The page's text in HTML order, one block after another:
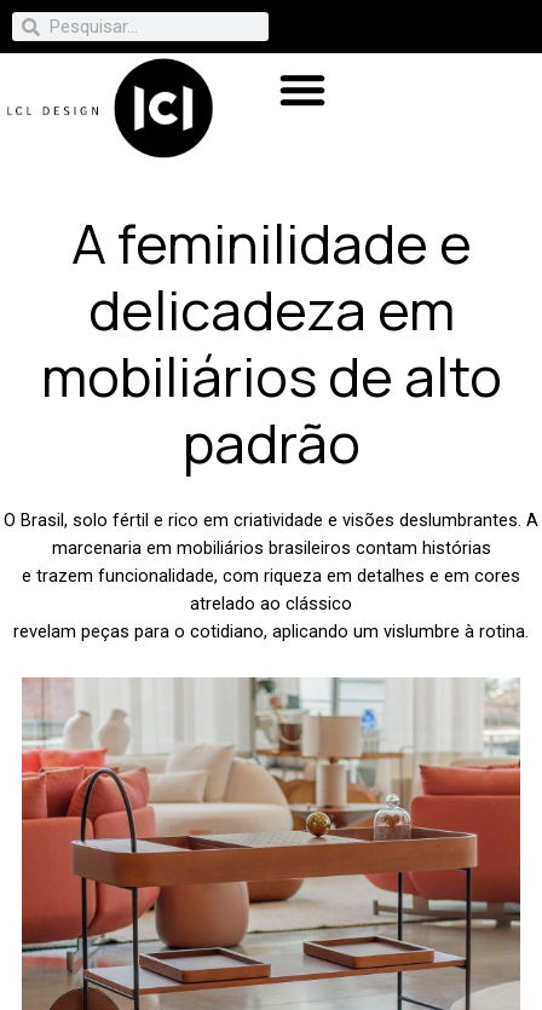
A feminilidade e
delicadeza em
mobiliários de alto
padrão
O Brasil, solo fértil e rico em criatividade e visões deslumbrantes. A
marcenaria em mobiliários brasileiros contam histórias
e trazem funcionalidade, com riqueza em detalhes e em cores
atrelado ao clássico
revelam peças para o cotidiano, aplicando um vislumbre à rotina.